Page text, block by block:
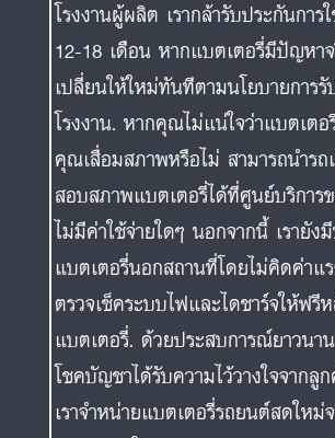
โรงงานผู้ผลิต เรากล้ารับประกันการ
12-18 เดือน หากแบตเตอรี่มีปัญหา
เปลี่ยนให้ใหม่ทันทีตามนโยบายการ
โรงงาน. หากคุณไม่แน่ใจว่าแบตเต
คุณเสื่อมสภาพหรือไม่ สามารถนำรถ
สอบสภาพแบตเตอรี่ได้ที่ศูนย์บริการ
ไม่มีค่าใช้จ่ายใดๆ นอกจากนี้ เรายัง
แบตเตอรี่นอกสถานที่โดยไม่คิดค่าแ
ตรวจเช็คระบบไฟและไดชาร์จให้ฟรี
แบตเตอรี่. ด้วยประสบการณ์ยาวนา
โชคบัญชาได้รับความไว้วางใจจากลู
เราจำหน่ายแบตเตอรี่รถยนต์สดใหม่